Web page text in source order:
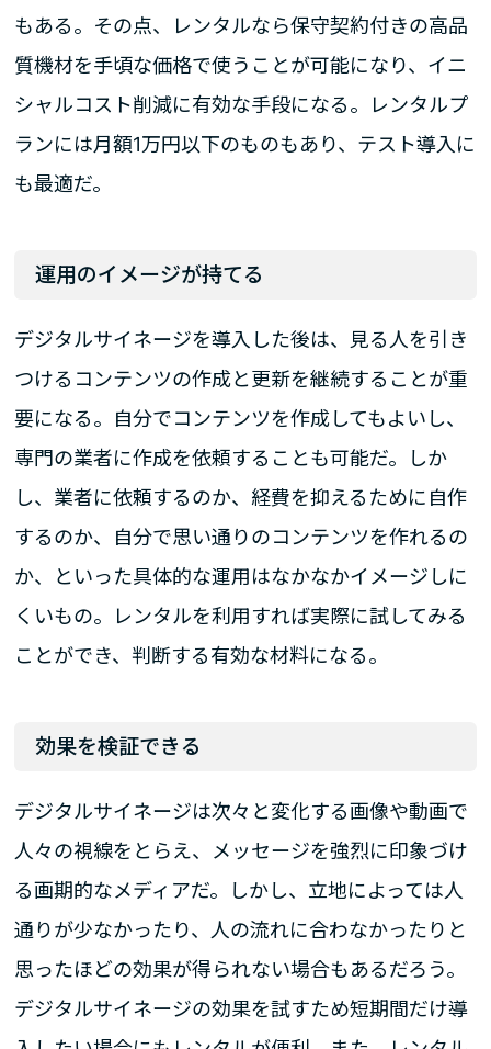
もある。その点、レンタルなら保守契約付きの高品
質機材を手頃な価格で使うことが可能になり、イニ
シャルコスト削減に有効な手段になる。レンタルプ
ランには月額1万円以下のものもあり、テスト導入に
も最適だ。
運用のイメージが持てる
デジタルサイネージを導入した後は、見る人を引き
つけるコンテンツの作成と更新を継続することが重
要になる。自分でコンテンツを作成してもよいし、
専門の業者に作成を依頼することも可能だ。しか
し、業者に依頼するのか、経費を抑えるために自作
するのか、自分で思い通りのコンテンツを作れるの
か、といった具体的な運用はなかなかイメージしに
くいもの。レンタルを利用すれば実際に試してみる
ことができ、判断する有効な材料になる。
効果を検証できる
デジタルサイネージは次々と変化する画像や動画で
人々の視線をとらえ、メッセージを強烈に印象づけ
る画期的なメディアだ。しかし、立地によっては人
通りが少なかったり、人の流れに合わなかったりと
思ったほどの効果が得られない場合もあるだろう。
デジタルサイネージの効果を試すため短期間だけ導